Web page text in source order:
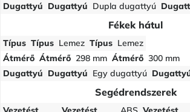
Dugattyú Dugattyú Dupla dugattyú
Fékek hátul
Típus Típus Lemez Típus Lemez
Átmérő Átmérő 298 mm Átmérő 300 mm
Dugattyú Dugattyú Egy dugattyú
Segédrendszerek